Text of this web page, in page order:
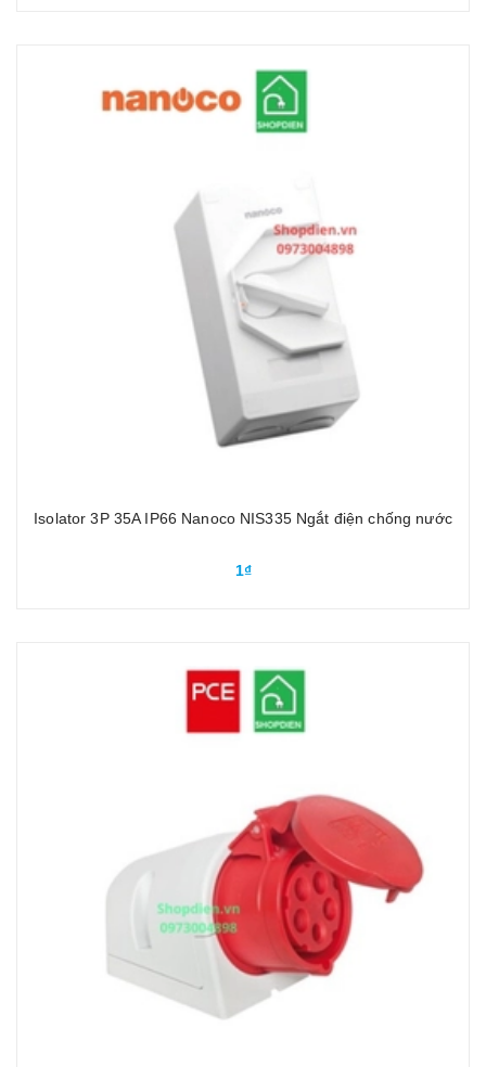
Isolator 3P 35A IP66 Nanoco NIS335 Ngắt điện chống nước
1₫